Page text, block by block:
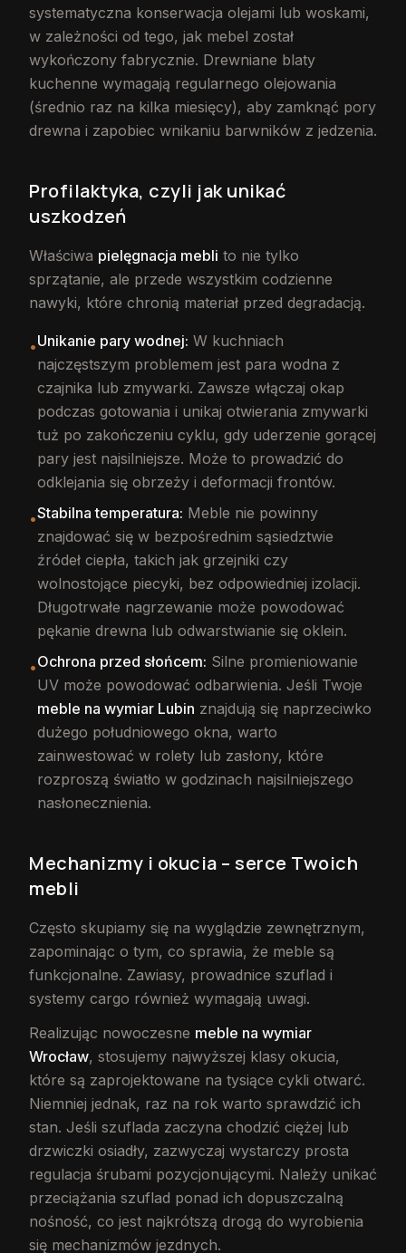
systematyczna konserwacja olejami lub woskami,
w zależności od tego, jak mebel został
wykończony fabrycznie. Drewniane blaty
kuchenne wymagają regularnego olejowania
(średnio raz na kilka miesięcy), aby zamknąć pory
drewna i zapobiec wnikaniu barwników z jedzenia.
Profilaktyka, czyli jak unikać
uszkodzeń
Właściwa pielęgnacja mebli to nie tylko
sprzątanie, ale przede wszystkim codzienne
nawyki, które chronią materiał przed degradacją.
•Unikanie pary wodnej: W kuchniach
najczęstszym problemem jest para wodna z
czajnika lub zmywarki. Zawsze włączaj okap
podczas gotowania i unikaj otwierania zmywarki
tuż po zakończeniu cyklu, gdy uderzenie gorącej
pary jest najsilniejsze. Może to prowadzić do
odklejania się obrzeży i deformacji frontów.
•Stabilna temperatura: Meble nie powinny
znajdować się w bezpośrednim sąsiedztwie
źródeł ciepła, takich jak grzejniki czy
wolnostojące piecyki, bez odpowiedniej izolacji.
Długotrwałe nagrzewanie może powodować
pękanie drewna lub odwarstwianie się oklein.
•Ochrona przed słońcem: Silne promieniowanie
UV może powodować odbarwienia. Jeśli Twoje
meble na wymiar Lubin znajdują się naprzeciwko
dużego południowego okna, warto
zainwestować w rolety lub zasłony, które
rozproszą światło w godzinach najsilniejszego
nasłonecznienia.
Mechanizmy i okucia – serce Twoich
mebli
Często skupiamy się na wyglądzie zewnętrznym,
zapominając o tym, co sprawia, że meble są
funkcjonalne. Zawiasy, prowadnice szuflad i
systemy cargo również wymagają uwagi.
Realizując nowoczesne meble na wymiar
Wrocław, stosujemy najwyższej klasy okucia,
które są zaprojektowane na tysiące cykli otwarć.
Niemniej jednak, raz na rok warto sprawdzić ich
stan. Jeśli szuflada zaczyna chodzić ciężej lub
drzwiczki osiadły, zazwyczaj wystarczy prosta
regulacja śrubami pozycjonującymi. Należy unikać
przeciążania szuflad ponad ich dopuszczalną
nośność, co jest najkrótszą drogą do wyrobienia
się mechanizmów jezdnych.